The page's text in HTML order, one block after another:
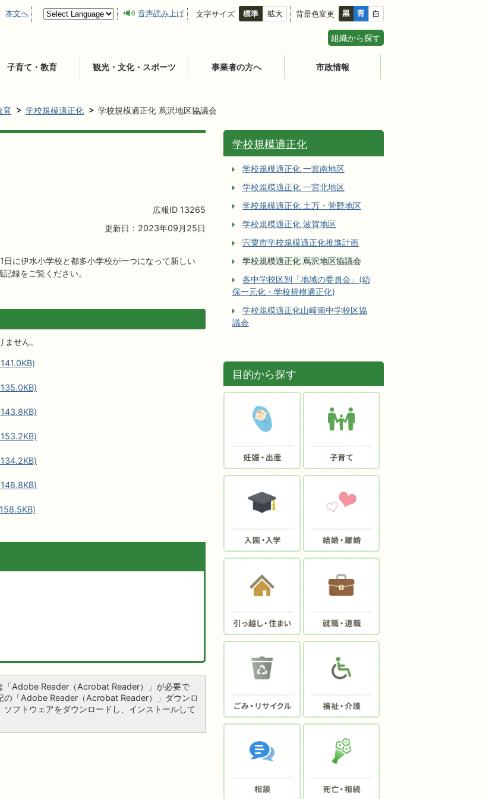
本文へ 音声読み上げ 文字サイズ 背景色変更
組織から探す
子育て・教育 観光・文化・スポーツ 事業者の方へ 市政情報
育 学校規模適正化 学校規模適正化 蔦沢地区協議会
広報ID 13265
更新日：2023年09月25日
に伊水小学校と都多小学校が一つになって新しい
録をご覧ください。
せん。
「Adobe Reader（Acrobat Reader）」が必要で
の「Adobe Reader（Acrobat Reader）」ダウンロ
フトウェアをダウンロードし、インストールして
学校規模適正化
学校規模適正化 一宮南地区
学校規模適正化 一宮北地区
学校規模適正化 土万・菅野地区
学校規模適正化 波賀地区
宍粟市学校規模適正化推進計画
学校規模適正化 蔦沢地区協議会
各中学校区別「地域の委員会」(幼
保一元化・学校規模適正化)
学校規模適正化山崎南中学校区協
議会
目的から探す